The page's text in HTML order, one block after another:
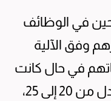
في الوظائف
وفق الآلية
في حال كانت
فوق الـ80 في المئة، حيث تعادل من 20 إلى 25،